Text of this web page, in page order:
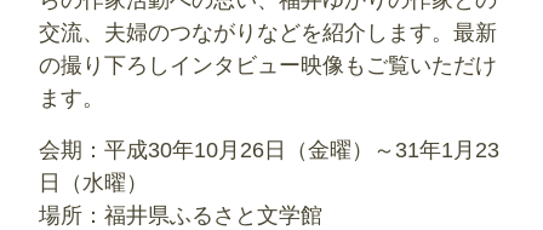
交流、夫婦のつながりなどを紹介します。最新
の撮り下ろしインタビュー映像もご覧いただけ
ます。
会期：平成30年10月26日（金曜）～31年1月23
日（水曜）
場所：福井県ふるさと文学館